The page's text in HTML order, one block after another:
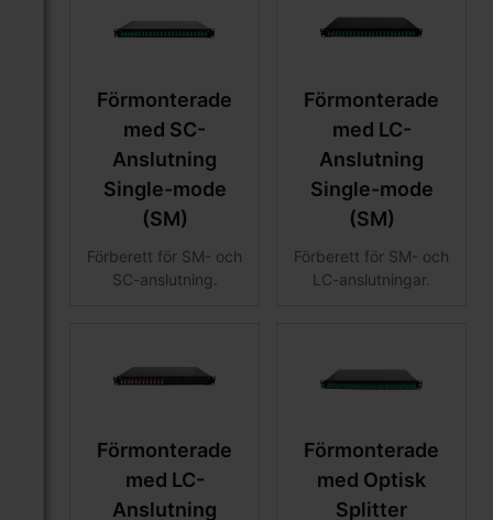
Förmonterade
med SC-
Anslutning
Single-mode
(SM)
Förberett för SM- och
SC-anslutning.
Förmonterade
med LC-
Anslutning
Single-mode
(SM)
Förberett för SM- och
LC-anslutningar.
Förmonterade
med LC-
Anslutning
Förmonterade
med Optisk
Splitter